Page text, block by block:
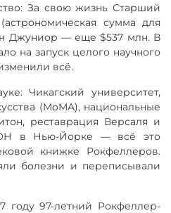
За свою жизнь Старший
сумма для
Джуниор — еще $537 млн. В
на запуск целого научного
всё.
Чикагский университет,
(MoMA), национальные
реставрация Версаля и
в Нью-Йорке — всё это
книжке Рокфеллеров.
болезни и переписывали
году 97-летний Рокфеллер-